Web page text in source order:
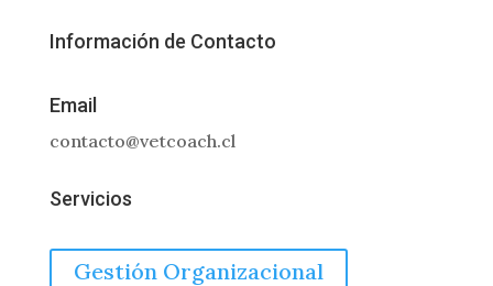
Información de Contacto
Email
contacto@vetcoach.cl
Servicios
Gestión Organizacional